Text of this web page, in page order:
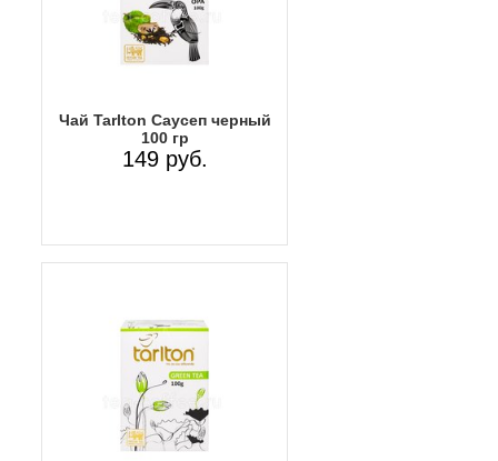
Чай Tarlton Саусеп черный
100 гр
149 руб.